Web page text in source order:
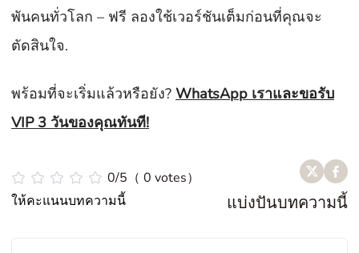
พันคนทั่วโลก – ฟรี ลองใช้เวอร์ชันเต็มก่อนที่คุณจะ
ตัดสินใจ.
พร้อมที่จะเริ่มแล้วหรือยัง? WhatsApp เราและขอรับ
VIP 3 วันของคุณทันที!
0/5（ 0 votes）
ให้คะแนนบทความนี้
แบ่งปันบทความนี้